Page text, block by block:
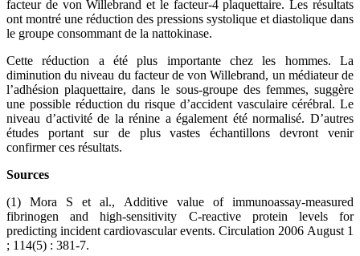
facteur de von Willebrand et le facteur-4 plaquettaire. Les résultats
ont montré une réduction des pressions systolique et diastolique dans
le groupe consommant de la nattokinase.
Cette réduction a été plus importante chez les hommes. La
diminution du niveau du facteur de von Willebrand, un médiateur de
l’adhésion plaquettaire, dans le sous-groupe des femmes, suggère
une possible réduction du risque d’accident vasculaire cérébral. Le
niveau d’activité de la rénine a également été normalisé. D’autres
études portant sur de plus vastes échantillons devront venir
confirmer ces résultats.
Sources
(1) Mora S et al., Additive value of immunoassay-measured
fibrinogen and high-sensitivity C-reactive protein levels for
predicting incident cardiovascular events. Circulation 2006 August 1
; 114(5) : 381-7.